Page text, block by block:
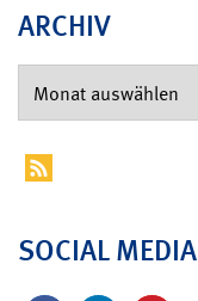
ARCHIV
SOCIAL MEDIA